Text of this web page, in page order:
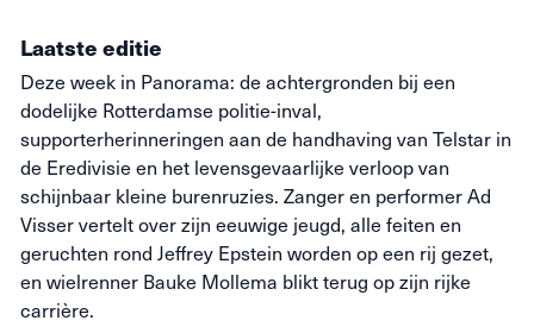
Laatste editie
Deze week in Panorama: de achtergronden bij een
dodelijke Rotterdamse politie-inval,
supporterherinneringen aan de handhaving van Telstar in
de Eredivisie en het levensgevaarlijke verloop van
schijnbaar kleine burenruzies. Zanger en performer Ad
Visser vertelt over zijn eeuwige jeugd, alle feiten en
geruchten rond Jeffrey Epstein worden op een rij gezet,
en wielrenner Bauke Mollema blikt terug op zijn rijke
carrière.